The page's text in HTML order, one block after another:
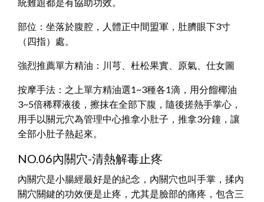
統難題都是有協助功效。
部位：坐落於腹腔，人體正中間盟軍，肚臍眼下3寸
（四指）處。
強烈推薦單方精油：川芎、杜松果實、原氣、仕女圖
按摩手法：之上單方精油選1~3種各1滴，用分餾椰油
3~5倍稀釋液後，擦抹在全部下腹，隨後搓熱手掌心，
用手以關元穴為管理中心推拿小肚子，推拿3分鐘，讓
全部小肚子熱起來。
NO.06內關穴-清熱解毒止疼
內關穴是小腸經最好是的紀念，內關穴也叫手掌，揉內
關穴關鍵的功效便是止疼，尤其是臉部的痛疼，包含三